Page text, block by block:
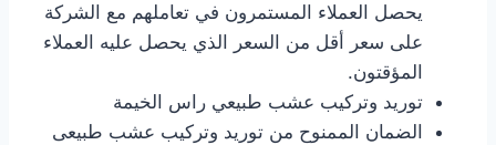
يحصل العملاء المستمرون في تعاملهم مع الشركة
على سعر أقل من السعر الذي يحصل عليه العملاء
المؤقتون.
توريد وتركيب عشب طبيعي راس الخيمة
الضمان الممنوح من توريد وتركيب عشب طبيعى